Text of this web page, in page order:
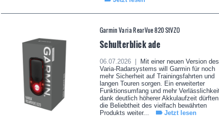
Garmin Varia RearVue 820 StVZO
Schulterblick ade
06.07.2026 |
Mit einer neuen Version des
Varia-Radarsystems will Garmin für noch
mehr Sicherheit auf Trainingsfahrten und
langen Touren sorgen. Ein erweiterter
Funktionsumfang und mehr
dank deutlich höherer Akkulaufzeit dürften
die Beliebtheit des vielfach bewährten
Produkts weiter...
Jetzt lesen